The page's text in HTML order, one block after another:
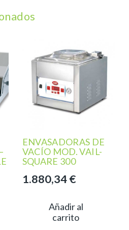
ENVASADORAS DE
VACÍO MOD. VAIL-
SQUARE 300
1.880,34€
Añadir al
carrito